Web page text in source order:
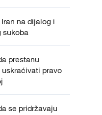
na dijalog i
sukoba
prestanu
pravo
se pridržavaju